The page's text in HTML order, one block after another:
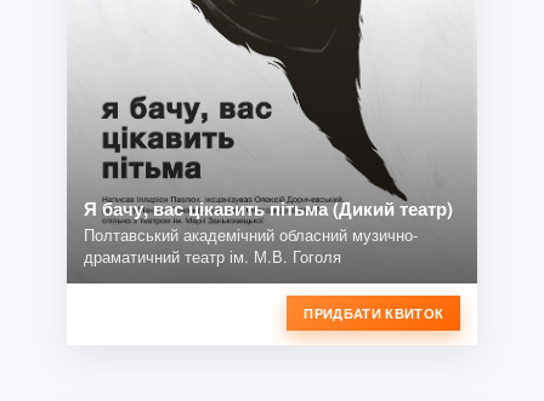
Я бачу, вас цікавить пітьма (Дикий театр)
Полтавський академічний обласний музично-
драматичний театр ім. М.В. Гоголя
ПРИДБАТИ КВИТОК